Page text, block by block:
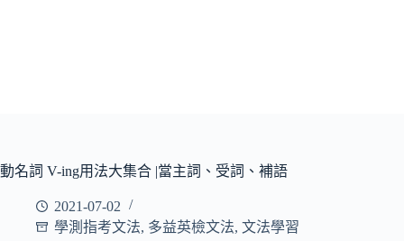
動名詞 V-ing用法大集合 |當主詞、受詞、補語
2021-07-02
學測指考文法, 多益英檢文法, 文法學習